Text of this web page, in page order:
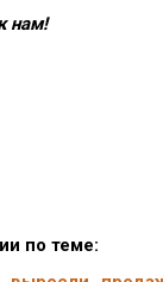
нам!
по теме: